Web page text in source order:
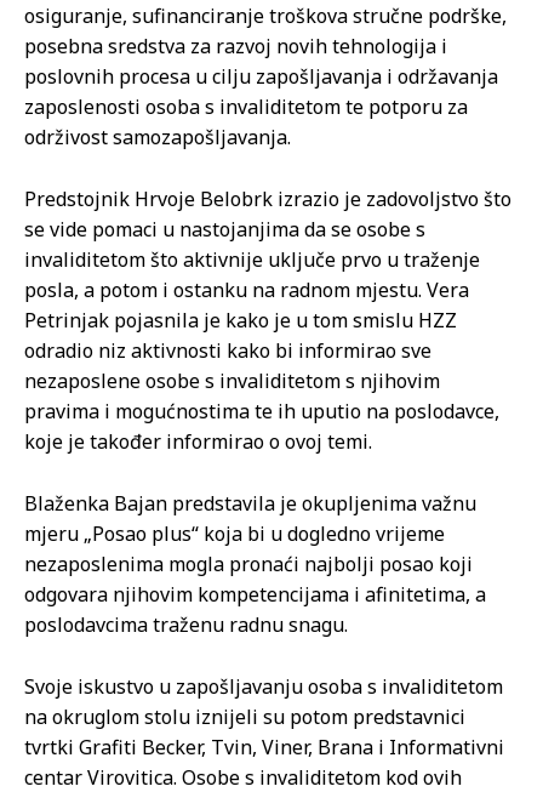
osiguranje, sufinanciranje troškova stručne podrške,
posebna sredstva za razvoj novih tehnologija i
poslovnih procesa u cilju zapošljavanja i održavanja
zaposlenosti osoba s invaliditetom te potporu za
održivost samozapošljavanja.
Predstojnik Hrvoje Belobrk izrazio je zadovoljstvo što
se vide pomaci u nastojanjima da se osobe s
invaliditetom što aktivnije uključe prvo u traženje
posla, a potom i ostanku na radnom mjestu. Vera
Petrinjak pojasnila je kako je u tom smislu HZZ
odradio niz aktivnosti kako bi informirao sve
nezaposlene osobe s invaliditetom s njihovim
pravima i mogućnostima te ih uputio na poslodavce,
koje je također informirao o ovoj temi.
Blaženka Bajan predstavila je okupljenima važnu
mjeru „Posao plus“ koja bi u dogledno vrijeme
nezaposlenima mogla pronaći najbolji posao koji
odgovara njihovim kompetencijama i afinitetima, a
poslodavcima traženu radnu snagu.
Svoje iskustvo u zapošljavanju osoba s invaliditetom
na okruglom stolu iznijeli su potom predstavnici
tvrtki Grafiti Becker, Tvin, Viner, Brana i Informativni
centar Virovitica. Osobe s invaliditetom kod ovih